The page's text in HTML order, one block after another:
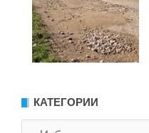
КАТЕГОРИИ
Категории